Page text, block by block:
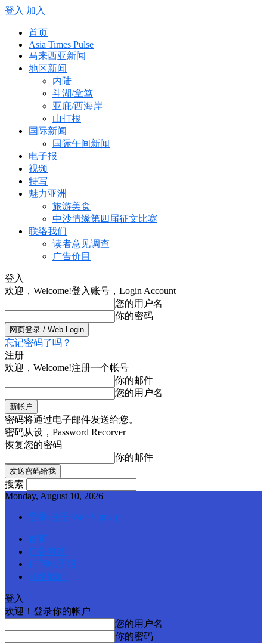
登入 加入
首页
Asia Times Pulse
马来西亚新闻
地区新闻
内陆
斗湖/拿笃
亚庇/西海岸
山打根
国际新闻
国际午间新闻
电子报
视频
特写
魅力亚洲
旅游美食
中沙情缘第四届征文比赛
联络我们
读者意见调查
广告价目
登入
欢迎，Welcome!登入账号，Login Account
您的用户名
你的密码
忘记密码了吗？
注册
欢迎，Welcome!注册一个帐号
你的邮件
您的用户名
密码将通过电子邮件发送给您。
密码从设，Password Recorver
恢复您的密码
你的邮件
搜索
Monday, August 10, 2026
登录/注册 Web SignUp
首页
广告查询
订阅电子报
联络我们
登入
欢迎！登录你的帐户
您的用户名
你的密码